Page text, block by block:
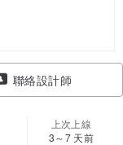
聯絡設計師
上次上線
3～7 天前